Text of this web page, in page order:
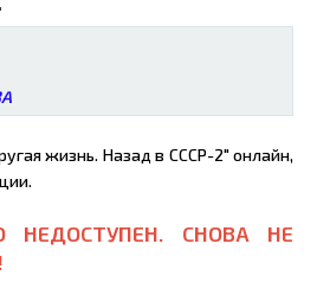
жизнь. Назад в СССР-2" онлайн,
НЕДОСТУПЕН. СНОВА НЕ